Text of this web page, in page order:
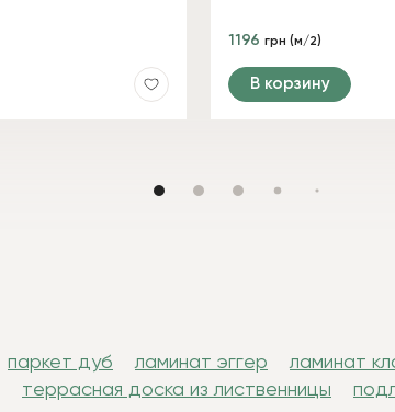
1196 грн (м/2)
В корзину
паркет дуб ламинат эггер ламинат
террасная доска из лиственницы